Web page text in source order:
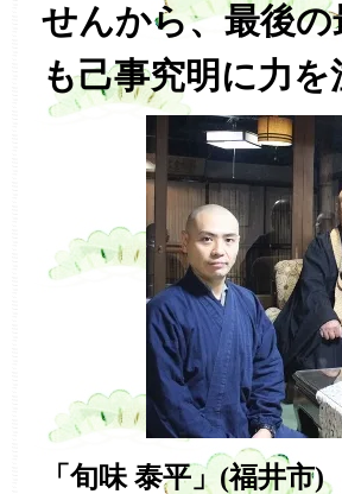
せんから、最後
も己事究明に力
「旬味 泰平」(福井